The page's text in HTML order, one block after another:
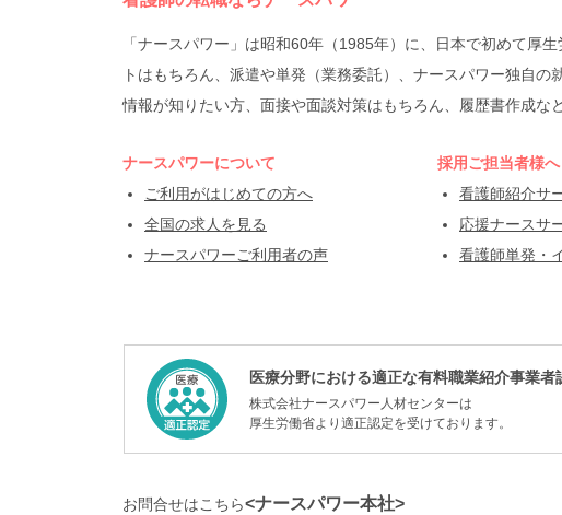
「ナースパワー」は昭和60年（1985年）に、日本で初めて厚
トはもちろん、派遣や単発（業務委託）、ナースパワー独自
情報が知りたい方、面接や面談対策はもちろん、履歴書作成な
ナースパワーについて
ご利用がはじめての方へ
全国の求人を見る
ナースパワーご利用者の声
採用ご担当者様へ
看護師紹介サ
応援ナースサ
看護師単発・
医療分野における適正な有料職業紹介事業者
株式会社ナースパワー人材センターは
厚生労働省より適正認定を受けております。
お問合せはこちら<ナースパワー本社>